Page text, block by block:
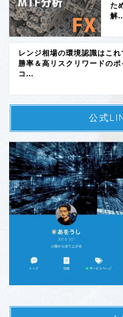
た
解
レンジ相場の環境認識はこれ
勝率＆高リスクリワードのポ
コ...
公式